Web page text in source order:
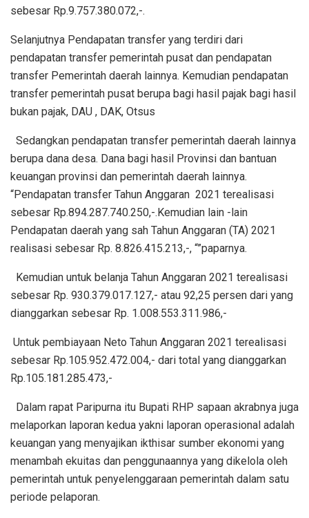
sebesar Rp.9.757.380.072,-.
Selanjutnya Pendapatan transfer yang terdiri dari
pendapatan transfer pemerintah pusat dan pendapatan
transfer Pemerintah daerah lainnya. Kemudian pendapatan
transfer pemerintah pusat berupa bagi hasil pajak bagi hasil
bukan pajak, DAU , DAK, Otsus
Sedangkan pendapatan transfer pemerintah daerah lainnya
berupa dana desa. Dana bagi hasil Provinsi dan bantuan
keuangan provinsi dan pemerintah daerah lainnya.
“Pendapatan transfer Tahun Anggaran 2021 terealisasi
sebesar Rp.894.287.740.250,-.Kemudian lain -lain
Pendapatan daerah yang sah Tahun Anggaran (TA) 2021
realisasi sebesar Rp. 8.826.415.213,-, “”paparnya.
Kemudian untuk belanja Tahun Anggaran 2021 terealisasi
sebesar Rp. 930.379.017.127,- atau 92,25 persen dari yang
dianggarkan sebesar Rp. 1.008.553.311.986,-
Untuk pembiayaan Neto Tahun Anggaran 2021 terealisasi
sebesar Rp.105.952.472.004,- dari total yang dianggarkan
Rp.105.181.285.473,-
Dalam rapat Paripurna itu Bupati RHP sapaan akrabnya juga
melaporkan laporan kedua yakni laporan operasional adalah
keuangan yang menyajikan ikthisar sumber ekonomi yang
menambah ekuitas dan penggunaannya yang dikelola oleh
pemerintah untuk penyelenggaraan pemerintah dalam satu
periode pelaporan.